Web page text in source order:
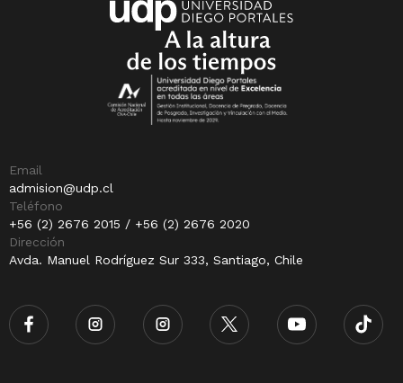
Email
admision@udp.cl
Teléfono
+56 (2) 2676 2015 / +56 (2) 2676 2020
Dirección
Avda. Manuel Rodríguez Sur 333, Santiago, Chile